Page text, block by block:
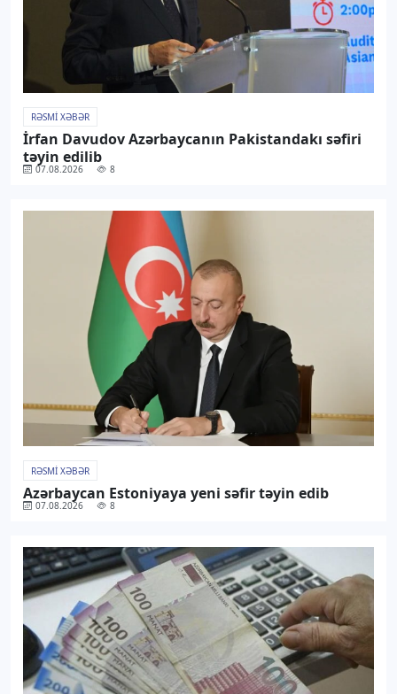
RƏSMI XƏBƏR
İrfan Davudov Azərbaycanın Pakistandakı səfiri
təyin edilib
07.08.2026 8
RƏSMI XƏBƏR
Azərbaycan Estoniyaya yeni səfir təyin edib
07.08.2026 8